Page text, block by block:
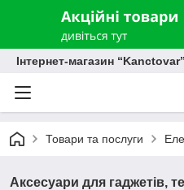
Інтернет-магазин “Kanctovar”
Товари та послуги
Аксесуари для гаджетів,